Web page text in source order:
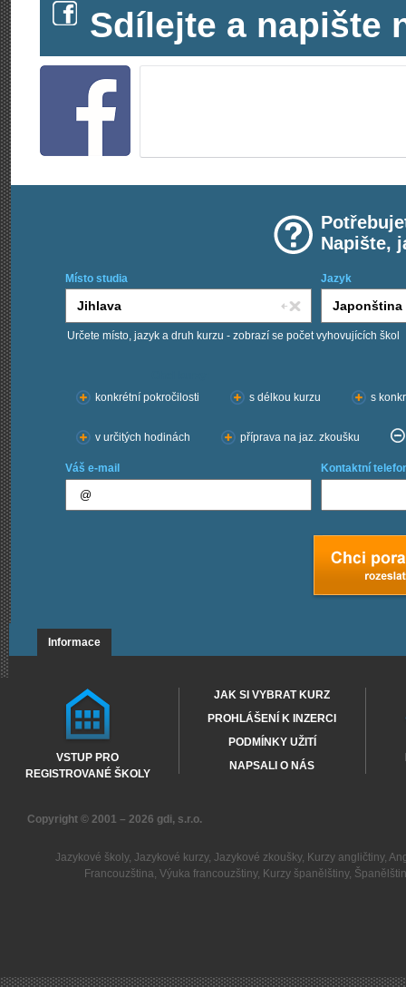
Sdílejte a napište
Napište,
Místo studia Jazyk
Určete místo, jazyk a druh kurzu - zobrazí se počet vyhovujících škol
konkrétní pokročilosti
s délkou kurzu s
v určitých hodinách příprava na jaz. zkoušku
Váš e-mail Kontaktní
Informace
VSTUP PRO
REGISTROVANÉ ŠKOLY
JAK SI VYBRAT KURZ
PROHLÁŠENÍ K INZERCI
PODMÍNKY UŽITÍ
NAPSALI O NÁS
Copyright © 2001 – 2026 gdi, s.r.o.
Jazykové školy, Jazykové kurzy, Jazykové zkoušky, Kurzy angličtiny,
Francouzština,Výuka francouzštiny, Kurzy španělštiny,